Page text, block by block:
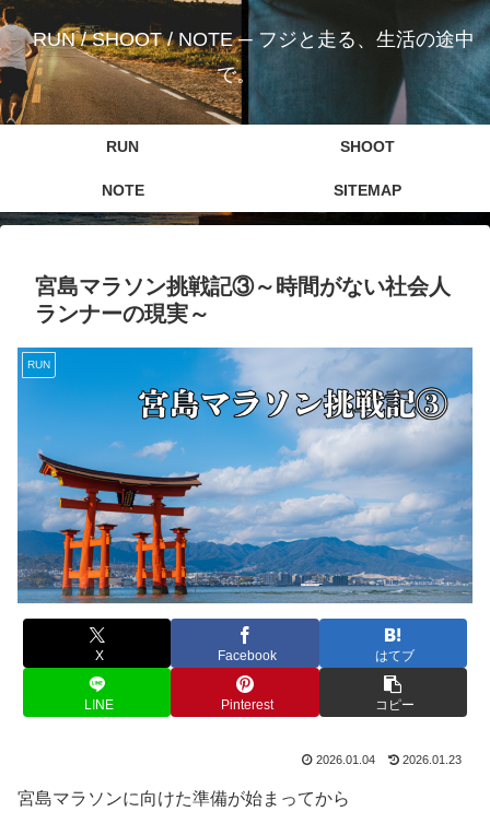
RUN / SHOOT / NOTE ─ フジと走る、生活の途中
で。
RUN SHOOT
NOTE SITEMAP
宮島マラソン挑戦記③～時間がない社会人
ランナーの現実～
RUN
X Facebook はてブ
LINE Pinterest コピー
2026.01.04 2026.01.23
宮島マラソンに向けた準備が始まってから